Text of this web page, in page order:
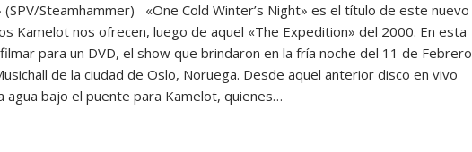
(SPV/Steamhammer) «One Cold Winter’s Night» es el título de este nuevo
Kamelot nos ofrecen, luego de aquel «The Expedition» del 2000. En esta
para un DVD, el show que brindaron en la fría noche del 11 de Febrero
de la ciudad de Oslo, Noruega. Desde aquel anterior disco en vivo
agua bajo el puente para Kamelot, quienes…